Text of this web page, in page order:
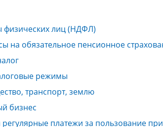
физических лиц (НДФЛ)
на обязательное пенсионное
режимы
транспорт, землю
бизнес
платежи за пользование